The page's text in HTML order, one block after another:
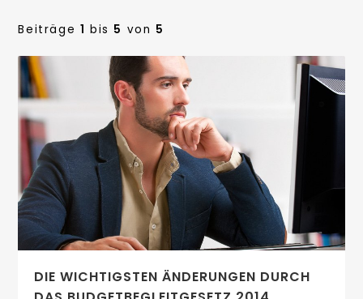
Beiträge 1 bis 5 von 5
DIE WICHTIGSTEN ÄNDERUNGEN DURCH